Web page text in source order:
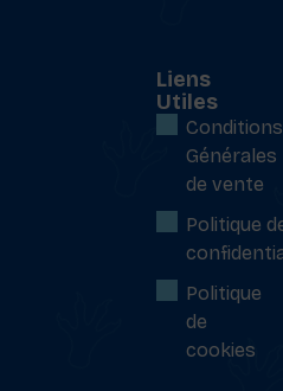
Liens
Utiles
Conditions
Générales
de vente
Politique
Politique
de
cookies